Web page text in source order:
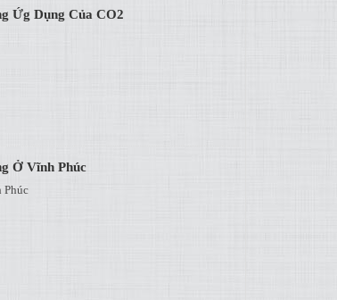
Ứg Dụng Của CO2
Ở Vĩnh Phúc
Phúc